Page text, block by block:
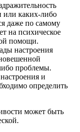
или каких-либо
даже по самому
на психическое
помощи.
настроения
проблемы.
и
определить
может быть